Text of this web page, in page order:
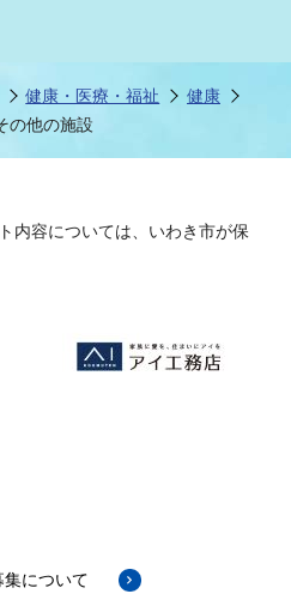
健康・医療・福祉
健康
の他の施設
内容については、いわき市が保
について